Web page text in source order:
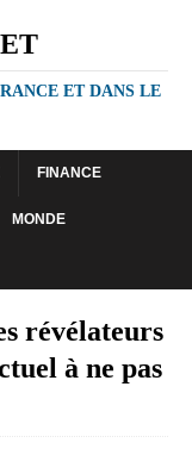
ET DANS LE
FINANCE
MONDE
révélateurs
à ne pas